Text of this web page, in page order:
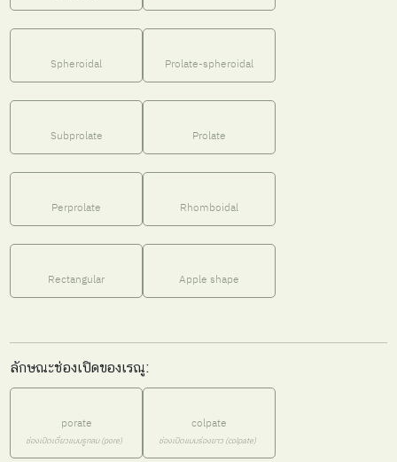
Spheroidal Prolate-spheroidal
Subprolate Prolate
Perprolate Rhomboidal
Rectangular Apple shape
ลักษณะช่องเปิดของเรณู:
porate
ช่องเปิดเดี่ยวแบบรูกลม (pore)
colpate
ช่องเปิดแบบร่องยาว (colpate)